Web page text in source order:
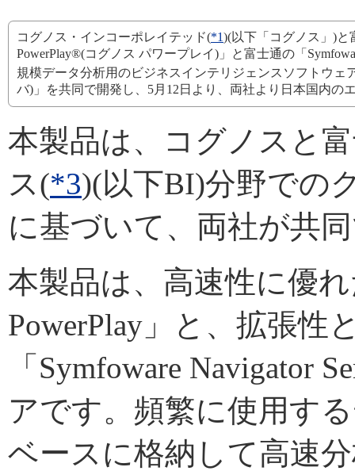
コグノス・インコーポレイテッド(*1)(以下「コグノス」)と
PowerPlay®(コグノス パワープレイ)」と富士通の「
規模データ分析用のビジネスインテリジェンスソフトウェア
バ)」を共同で開発し、5月12日より、両社より日本国内の
本製品は、コグノスと
ス(*3)(以下BI)分野での
に基づいて、両社が共
本製品は、高速性に優
PowerPlay」と、拡張性
「Symfoware Navigator
アです。頻繁に使用す
ベースに格納して高速